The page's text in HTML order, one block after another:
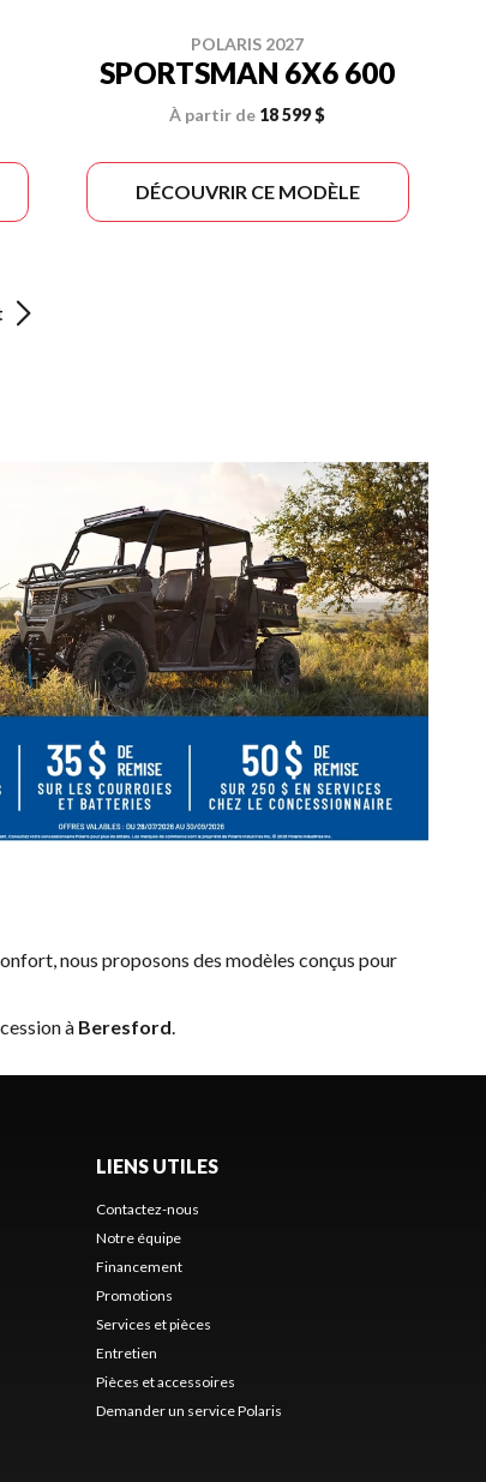
POLARIS 2027
SPORTSMAN 6X6 600
À partir de 18 599 $
DÉCOUVRIR CE MODÈLE
nous proposons des modèles conçus pour
à Beresford
LIENS UTILES
Contactez-nous
Notre équipe
Financement
Promotions
Services et pièces
Entretien
Pièces et accessoires
Demander un service Polaris